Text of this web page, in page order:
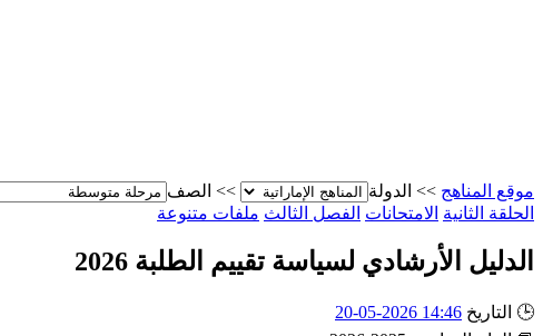
موقع المناهج >> الدولة >> الصف
الحلقة الثانية الامتحانات الفصل الثالث ملفات متنوعة
الدليل الأرشادي لسياسة تقييم الطلبة 2026
🕒 التاريخ 14:46 2026-05-20